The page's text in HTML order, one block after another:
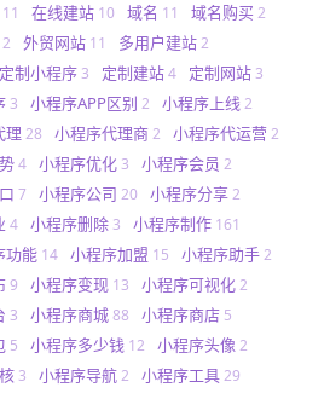
11 在线建站 10 域名 11 域名购买2
外贸网站 11 多用户建站2
定制小程序 3 定制建站4 定制网站 3
3 小程序APP区别 2 小程序上线 2
理 28 小程序代理商2 小程序代运营2
4 小程序优化 3 小程序会员 2
7 小程序公司 20 小程序分享2
4 小程序删除 3 小程序制作 161
功能 14 小程序加盟 15 小程序助手2
9 小程序变现 13 小程序可视化2
3 小程序商城88 小程序商店 5
5 小程序多少钱 12 小程序头像 2
3 小程序导航2 小程序工具29